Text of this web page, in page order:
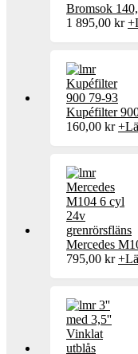
Bromsok
1 895,00 kr +
Kupéfilter
160,00 kr +
Mercedes
795,00 kr +